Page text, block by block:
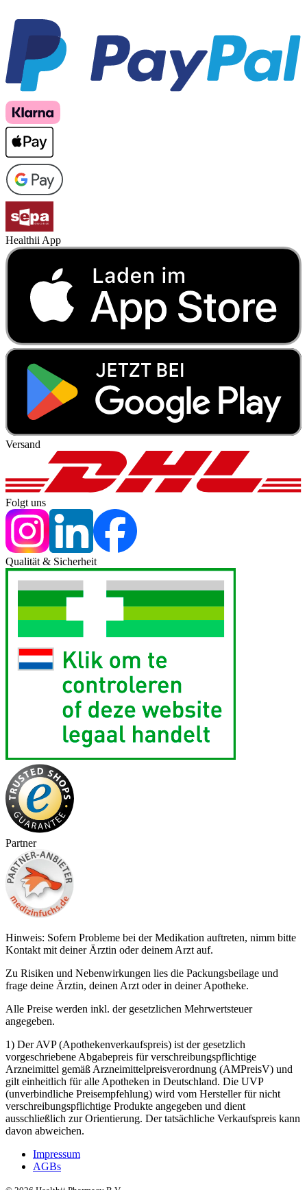
Healthii App
Versand
Folgt uns
Qualität & Sicherheit
Partner
Hinweis: Sofern Probleme bei der Medikation auftreten, nimm bitte
Kontakt mit deiner Ärztin oder deinem Arzt auf.
Zu Risiken und Nebenwirkungen lies die Packungsbeilage und
frage deine Ärztin, deinen Arzt oder in deiner Apotheke.
Alle Preise werden inkl. der gesetzlichen Mehrwertsteuer
angegeben.
1) Der AVP (Apothekenverkaufspreis) ist der gesetzlich
vorgeschriebene Abgabepreis für verschreibungspflichtige
Arzneimittel gemäß Arzneimittelpreisverordnung (AMPreisV) und
gilt einheitlich für alle Apotheken in Deutschland. Die UVP
(unverbindliche Preisempfehlung) wird vom Hersteller für nicht
verschreibungspflichtige Produkte angegeben und dient
ausschließlich zur Orientierung. Der tatsächliche Verkaufspreis kann
davon abweichen.
Impressum
AGBs